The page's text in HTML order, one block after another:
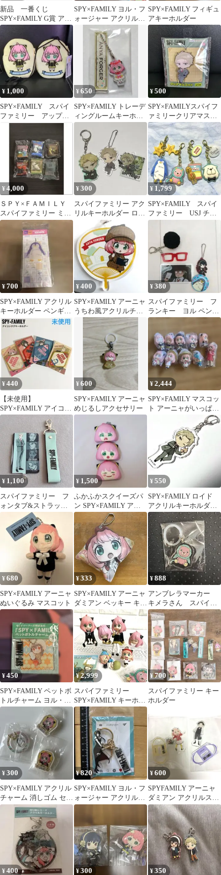
新品 一番くじ
SPY×FAMILY G賞 アク
リルチャーム 6個セッ
ト 未開封
SPY×FAMILY ヨル・フ
ォージャー アクリルキ
ーホルダー
SPY×FAMILY フィギュ
アキーホルダー
¥ 1,000
SPY×FAMILY スパイ
ファミリー アップリ
ケポシェットアーニャ
¥650
SPY×FAMILY トレーデ
ィングルームキーホル
ダー アーニャ・フォー
ジャー
¥500
SPY×FAMILYスパイフ
ァミリークリアマスコ
ット ロイド•フォージ
ャー１点②
¥ 4,000
ＳＰＹ×ＦＡＭＩＬＹ
スパイファミリー ミュ
ージカル チャームキー
ホルダー
¥300
スパイファミリー アク
リルキーホルダー ロイ
ド SPY×FAMILY
¥ 1,799
SPY×FAMILY スパイ
ファミリー USJ チャ
ームセット
¥700
SPY×FAMILY アクリル
キーホルダー ペンギン
さん ハッピートーイ
¥400
SPY×FAMILY アーニャ
うちわ風アクリルチャ
ーム
¥380
スパイファミリー フ
ランキー ヨル ペンギ
ン
¥440
【未使用】
SPY×FAMILY アイコン
タグキーホルダー 4種
¥600
SPY×FAMILY アーニャ
めじるしアクセサリー
¥2,444
SPY×FAMILY マスコッ
ト アーニャがいっぱい
¥ 1,100
スパイファミリー フ
ォンタブ&ストラップ
セット ロイド・フォ
ージャー
¥ 1,500
ふかふかスクイーズパ
ン SPY×FAMILY アー
ニャ
¥ 550
SPY×FAMILY ロイド
アクリルキーホルダー
スパイファミリー
¥680
SPY×FAMILY アーニャ
ぬいぐるみ マスコット
¥333
SPY×FAMILY アーニャ
ダミアン ベッキー キー
ホルダー
¥888
アンブレラマーカー
キメラさん スパイフ
ァミリー めじるしチ
ャーム
¥450
SPY×FAMILY ペットボ
トルチャーム ヨル・フ
ォージャー
¥2,999
スパイファミリー
SPY×FAMILY キーホル
ダー フィギュア ア
ーニャ
¥700
スパイファミリー キー
ホルダー
¥300
SPY×FAMILY アクリル
チャーム 消しゴム セッ
ト びっくらポン
¥820
SPY×FAMILY ヨル・フ
ォージャー アクリルキ
ーホルダー
¥600
SPYFAMILY アーニャ
ダミアン アクリルスタ
ンド
¥400 ¥300 ¥350